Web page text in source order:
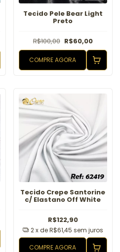
Tecido Pele Bear Light
Preto
R$100,00 R$60,00
COMPRE AGORA
Tecido Crepe Santorine
c/ Elastano Off White
R$122,90
2x deR$61,45 sem juros
COMPRE AGORA